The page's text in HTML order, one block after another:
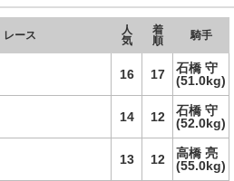
レース
人
気
着
順
騎手
16 17
石橋 守
(51.0kg)
14 12
石橋 守
(52.0kg)
13 12
高橋 亮
(55.0kg)